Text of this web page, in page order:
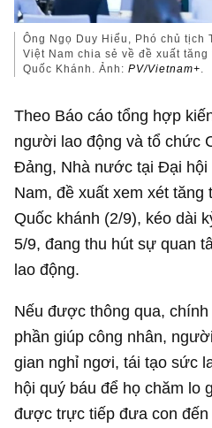
Ông Ngọ Duy Hiểu, Phó chủ tịch
Việt Nam chia sẻ về đề xuất
Quốc Khánh. Ảnh:PV/Vietnam+.
Theo Báo cáo tổng hợp
người lao động và tổ chức
Đảng, Nhà nước tại Đại hội
Nam, đề xuất xem xét tăng
Quốc khánh (2/9), kéo dài
5/9, đang thu hút sự quan
lao động.
Nếu được thông qua,
phần giúp công nhân,
gian nghỉ ngơi, tái tạo sức
hội quý báu để họ chăm lo
được trực tiếp đưa con